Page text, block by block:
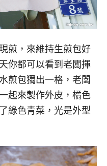
煎，來維持生煎包好
你都可以看到老闆揮
煎包獨出一格，老闆
起來製作外皮，橘色
綠色青菜，光是外型